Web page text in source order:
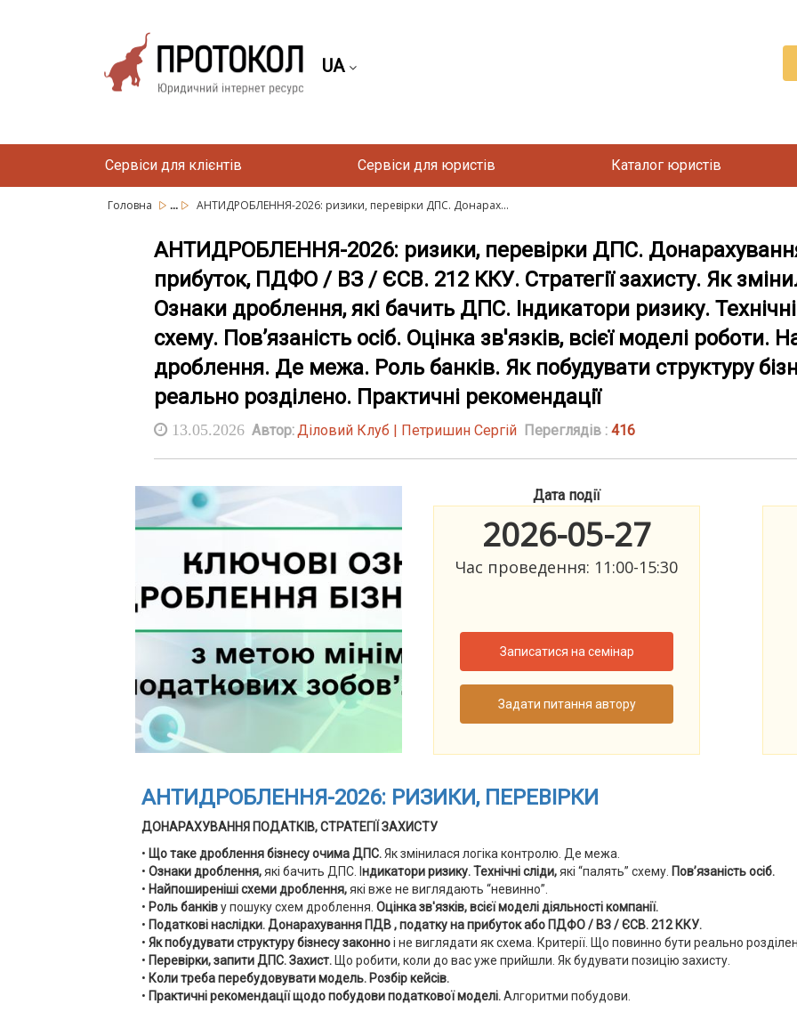
UA
Сервіси для клієнтів Сервіси для юристів Каталог юристів
Головна ... АНТИДРОБЛЕННЯ-2026: ризики, перевірки ДПС. Донарах...
АНТИДРОБЛЕННЯ-2026: ризики, перевірки ДПС.
прибуток, ПДФО / ВЗ / ЄСВ. 212 ККУ. Стратегії захисту. Як
Ознаки дроблення, які бачить ДПС. Індикатори ризику. Технічні
схему. Пов’язаність осіб. Оцінка зв'язків, всієї моделі
дроблення. Де межа. Роль банків. Як побудувати структуру
реально розділено. Практичні рекомендації
13.05.2026 Автор:Діловий Клуб | Петришин Сергій Переглядів : 416
Дата події
2026-05-27
Час проведення: 11:00-15:30
Записатися на семінар
Задати питання автору
АНТИДРОБЛЕННЯ-2026: РИЗИКИ, ПЕРЕВІРКИ
ДОНАРАХУВАННЯ ПОДАТКІВ, СТРАТЕГІЇ ЗАХИСТУ
• Що таке дроблення бізнесу очима ДПС.Як змінилася логіка контролю. Де межа.
• Ознаки дроблення,які бачить ДПС. І ндикатори ризику. Технічні сліди,які “палять” схему. Пов’язаність осіб.
• Найпоширеніші схеми дроблення,які вже не виглядають “невинно”.
• Роль банківу пошуку схем дроблення. Оцінка зв'язків, всієї моделі діяльності компанії.
• Податкові наслідки. Донарахування ПДВ , податку на прибуток або ПДФО / ВЗ / ЄСВ. 212 ККУ.
• Як побудувати структуру бізнесу законноі не виглядати як схема. Критерії. Що повинно бути реально
• Перевірки, запити ДПС. Захист. Що робити, коли до вас уже прийшли. Як будувати позицію захисту.
• Коли треба перебудовувати модель. Розбір кейсів.
• Практичні рекомендації щодо побудови податкової моделі.Алгоритми побудови.